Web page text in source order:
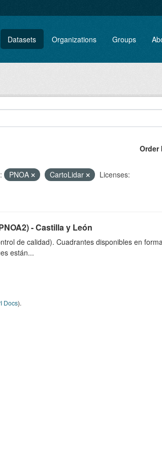
Datasets Organizations Groups
Order
PNOA CartoLidar
Licenses:
- Castilla y León
de calidad). Cuadrantes disponibles en
están...
Docs).